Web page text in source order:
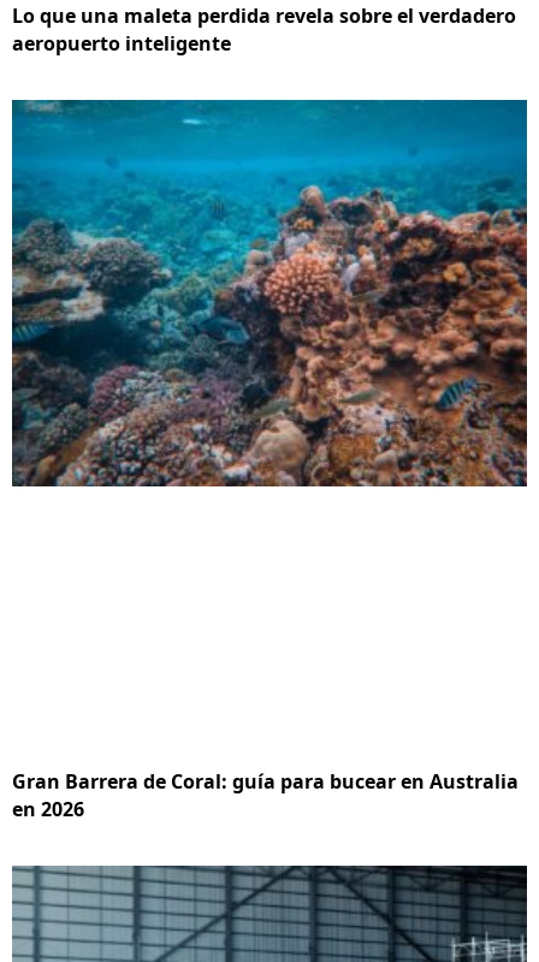
Lo que una maleta perdida revela sobre el verdadero
aeropuerto inteligente
Gran Barrera de Coral: guía para bucear en Australia
en 2026